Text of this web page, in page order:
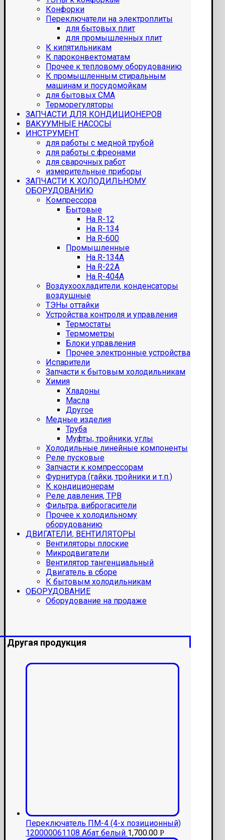
Конфорки
Переключатели на электроплиты
для бытовых плит
для промышленных плит
К кипятильникам
К пароконвектоматам
Прочее к тепловому оборудованию
К промышленным стиральным
машинам и посудомойкам
для бытовых СМА
Терморегуляторы
ЗАПЧАСТИ ДЛЯ КОНДИЦИОНЕРОВ
ВАКУУМНЫЕ НАСОСЫ
ИНСТРУМЕНТ
для работы с медной трубой
для работы с фреонами
для сварочных работ
измерительные приборы
ЗАПЧАСТИ К ХОЛОДИЛЬНОМУ
ОБОРУДОВАНИЮ
Компрессора
Бытовые
На R-12
На R-134
На R-600
Промышленные
На R-134A
На R-22A
На R-404A
Воздухоохладители, конденсаторы
воздушные
ТЭНы оттайки
Устройства контроля и управления
Термостаты
Термометры
Блоки управления
Прочее электронные устройства
Испарители
Запчасти к бытовым холодильникам
Химия
Хладоны
Масла
Другое
Медные изделия
Труба
Муфты, тройники, углы
Холодильные линейные компоненты
Реле пусковые
Запчасти к компрессорам
Фурнитура (гайки, тройники и т.п.)
К кондиционерам
Реле давления, ТРВ
Фильтра, виброгасители
Прочее к холодильному
оборудованию
ДВИГАТЕЛИ, ВЕНТИЛЯТОРЫ
Вентиляторы плоские
Микродвигатели
Вентилятор тангенциальный
Двигатель в сборе
К бытовым холодильникам
ОБОРУДОВАНИЕ
Оборудование на продаже
Другая продукция
Переключатель ПМ-4 (4-х позиционный)
120000061108 Абат белый 1,700.00 Р